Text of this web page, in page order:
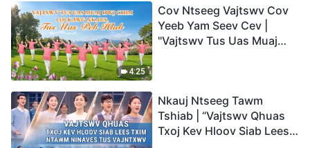
4:25
Cov Ntseeg Vajtswv Cov
Yeeb Yam Seev Cev |
"Vajtswv Tus Uas Muaj
Nkauj Ntseeg Tawm
Tshiab | “Vajtswv Qhuas
Txoj Kev Hloov Siab Lees